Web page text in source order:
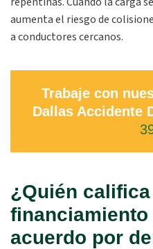
aumenta el riesgo de
a conductores cercanos.
Trabaje con
Dallas Accidente
¿Quién
financiamiento
acuerdo por